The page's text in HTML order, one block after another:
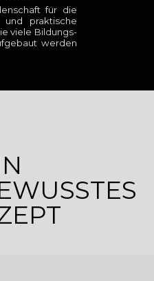
für die
praktische
viele Bildungs-
werden